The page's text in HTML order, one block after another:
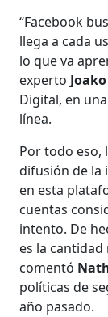
“Facebook
llega a cada
lo que va
experto
Digital, en
línea.
Por todo eso,
difusión de la
en esta
cuentas
intento. De
es la
comentó
políticas de
año pasado.